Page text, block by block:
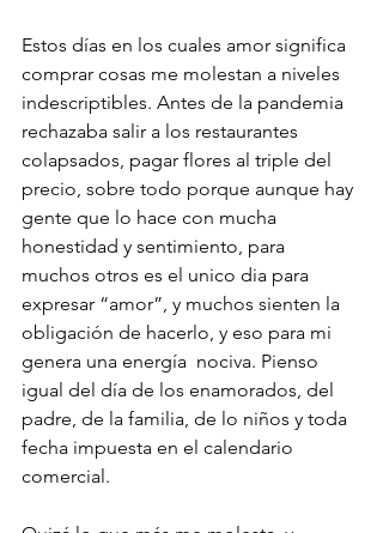
Estos días en los cuales amor significa
comprar cosas me molestan a niveles
indescriptibles. Antes de la pandemia
rechazaba salir a los restaurantes
colapsados, pagar flores al triple del
precio, sobre todo porque aunque hay
gente que lo hace con mucha
honestidad y sentimiento, para
muchos otros es el unico dia para
expresar “amor”, y muchos sienten la
obligación de hacerlo, y eso para mi
genera una energía  nociva. Pienso
igual del día de los enamorados, del
padre, de la familia, de lo niños y toda
fecha impuesta en el calendario
comercial.